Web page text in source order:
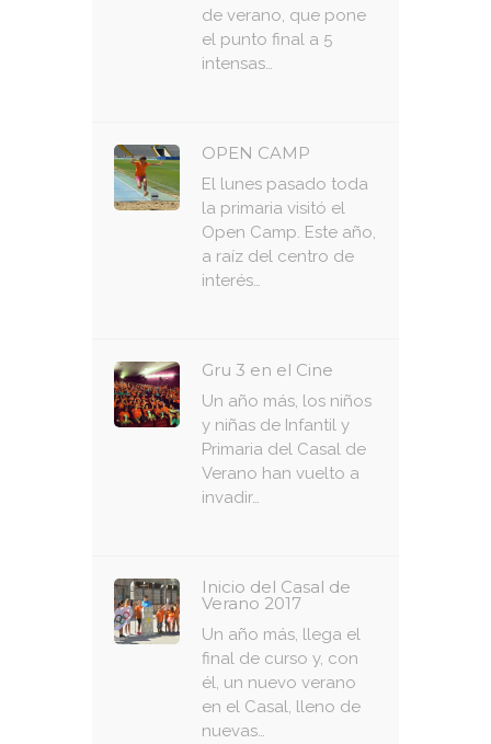
de verano, que pone
el punto final a 5
intensas…
OPEN CAMP
El lunes pasado toda
la primaria visitó el
Open Camp. Este año,
a raíz del centro de
interés…
Gru 3 en el Cine
Un año más, los niños
y niñas de Infantil y
Primaria del Casal de
Verano han vuelto a
invadir…
Inicio del Casal de
Verano 2017
Un año más, llega el
final de curso y, con
él, un nuevo verano
en el Casal, lleno de
nuevas…